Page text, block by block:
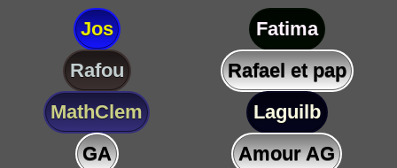
Jos
Fatima
Rafou
Rafael et pap
MathClem
Laguilb
GA
Amour AG